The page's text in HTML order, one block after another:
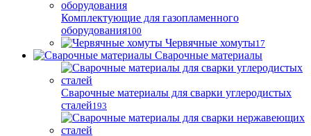
Комплектующие для газопламенного
оборудования100
Червячные хомуты17
Сварочные материалы
Сварочные материалы для сварки углеродистых
сталей193